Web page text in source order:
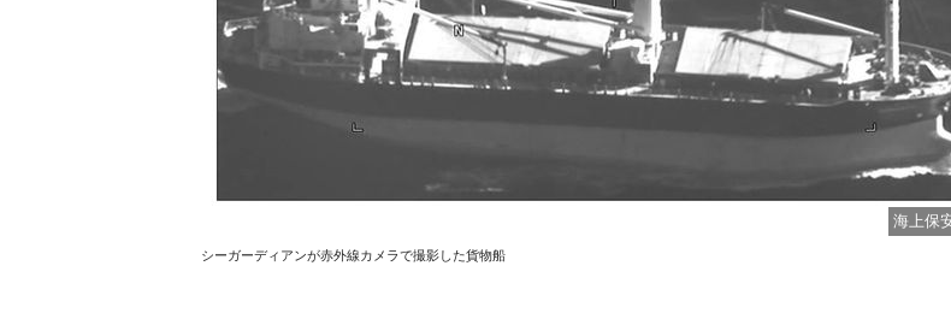
海上保
シーガーディアンが赤外線カメラで撮影した貨物船